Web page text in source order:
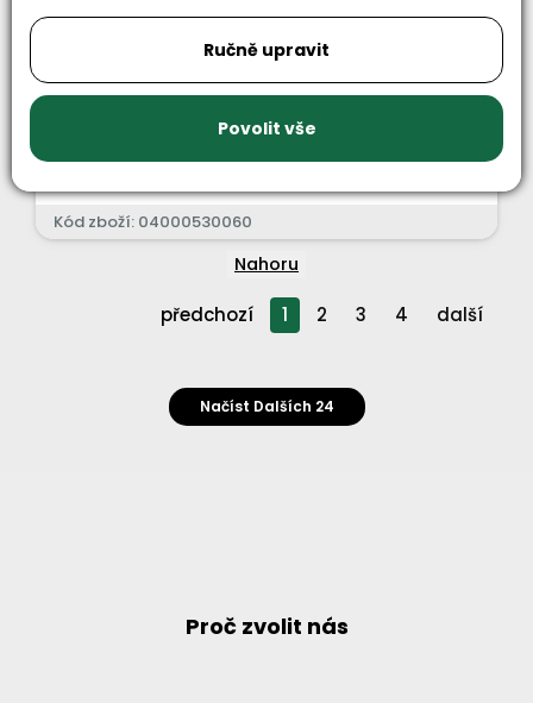
Ručně upravit
Povolit vše
KOUPIT
Kód zboží: 04000530060
Nahoru
předchozí 1 2 3 4 další
Načíst Dalších 24
Proč zvolit nás